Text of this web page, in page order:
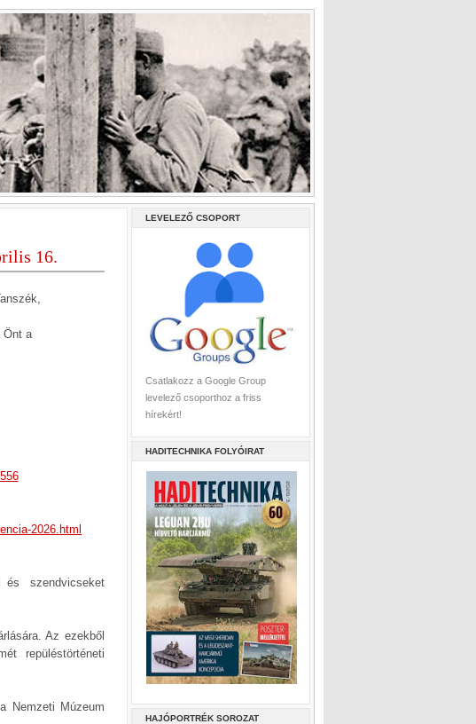
16.
Önt a
2026.html
szendvicseket
Az ezekből
repüléstörténeti
Nemzeti Múzeum
LEVELEZŐ CSOPORT
Csatlakozz a Google Group
levelező csoporthoz a friss
hírekért!
HADITECHNIKA FOLYÓIRAT
HAJÓPORTRÉK SOROZAT